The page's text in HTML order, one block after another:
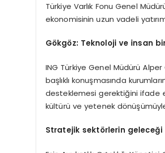
Türkiye Varlık Fonu Genel
ekonomisinin uzun vadeli
Gökgöz: Teknoloji ve insan
ING Türkiye Genel Müdürü
başlıklı konuşmasında
desteklemesi gerektiğini ifade
kültürü ve yetenek
Stratejik sektörlerin geleceği